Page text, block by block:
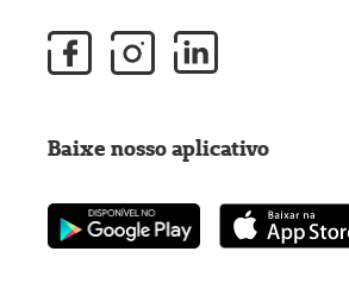
Baixe nosso aplicativo